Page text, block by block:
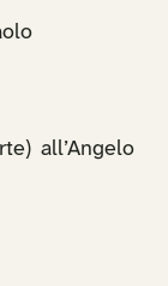
all’Angelo